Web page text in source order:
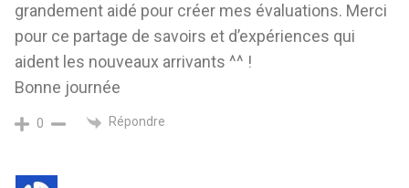
grandement aidé pour créer mes évaluations. Merci
pour ce partage de savoirs et d’expériences qui
aident les nouveaux arrivants ^^ !
Bonne journée
0 Répondre